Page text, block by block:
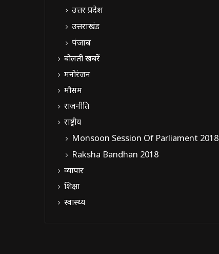
उत्तर प्रदेश
उत्तराखंड
पंजाब
बोलती खबरें
मनोरंजन
मौसम
राजनीति
राष्ट्रीय
Monsoon Session Of Parliament 2018
Raksha Bandhan 2018
व्यापार
शिक्षा
स्वास्थ्य